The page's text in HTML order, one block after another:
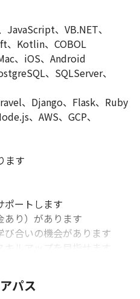
JavaScript、VB.NET、
、Kotlin、COBOL
、iOS、Android
、SQLServer、
、Django、Flask、Ruby
、AWS、GCP、
ます
ポートします
あり）があります
び合いの機会があります
キルアップを目指せます
な想いに制度と風土の両面
のキャリアを実現できます
術者として成長したい」
パス